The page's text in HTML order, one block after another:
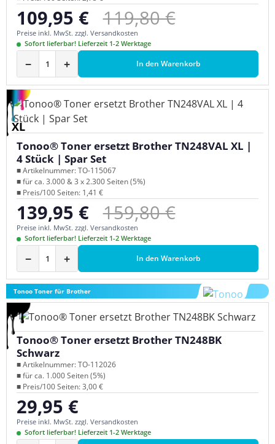
Verkaufspreis:
109,95 € Regulärer Preis:
119,80 €
Preise inkl. MwSt. zzgl. Versandkosten
Sofort lieferbar! Lieferzeit 1-2 Werktage
− + In den Warenkorb
XL
Tonoo® Toner ersetzt Brother TN248VAL XL |
4 Stück | Spar Set
■ Artikelnummer: TO-115067
■ für ca. 3.000 & 3 x 2.300 Seiten (5%)
■ Preis/100 Seiten: 1,41 €
Verkaufspreis:
139,95 € Regulärer Preis:
159,80 €
Preise inkl. MwSt. zzgl. Versandkosten
Sofort lieferbar! Lieferzeit 1-2 Werktage
− + In den Warenkorb
Tonoo Toner für Brother
Tonoo® Toner ersetzt Brother TN248BK
Schwarz
■ Artikelnummer: TO-112026
■ für ca. 1.000 Seiten (5%)
■ Preis/100 Seiten: 3,00 €
Regulärer Preis:
29,95 €
Preise inkl. MwSt. zzgl. Versandkosten
Sofort lieferbar! Lieferzeit 1-2 Werktage